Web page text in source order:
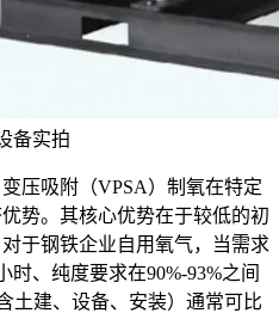
备实拍
压吸附（VPSA）制氧在特定
势。其核心优势在于较低的初
于钢铁企业自用氧气，当需求
时、纯度要求在90%-93%之间
土建、设备、安装）通常可比